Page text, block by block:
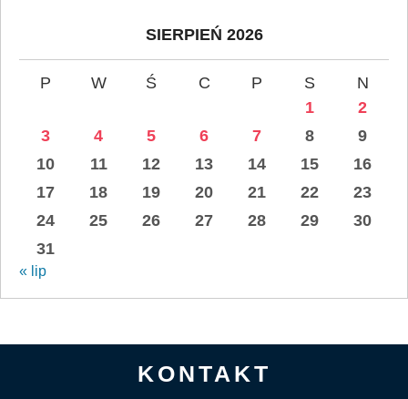
SIERPIEŃ 2026
P W Ś C P S
N
1
2
3
4 5 6 7 8
9
10
11 12 13 14 15
16
17
18 19 20 21 22
23
24
25 26 27 28 29
30
31
« lip
KONTAKT